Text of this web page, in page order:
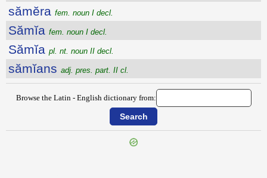
sămĕra fem. noun I decl.
Sămĭa fem. noun I decl.
Sămĭa pl. nt. noun II decl.
sămĭans adj. pres. part. II cl.
Browse the Latin - English dictionary from: